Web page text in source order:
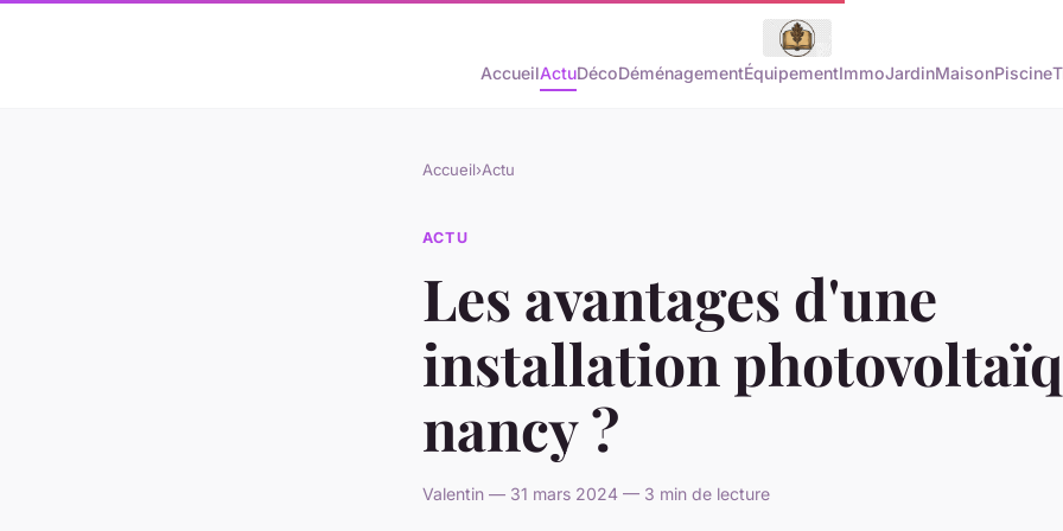
AccueilActuDécoDéménagementÉquipementImmoJardinMaisonPiscine
Accueil›Actu
ACTU
Les avantages d'une
installation
nancy ?
Valentin — 31 mars 2024 — 3 min de lecture